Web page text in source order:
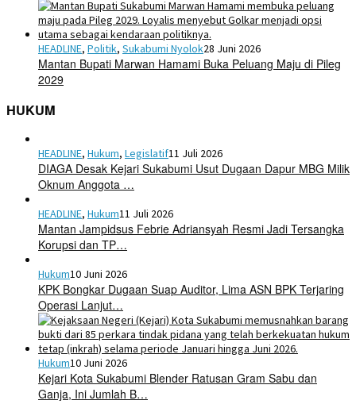
HEADLINE, Politik, Sukabumi Nyolok28 Juni 2026
Mantan Bupati Marwan Hamami Buka Peluang Maju di Pileg
2029
HUKUM
HEADLINE, Hukum, Legislatif11 Juli 2026
DIAGA Desak Kejari Sukabumi Usut Dugaan Dapur MBG Milik
Oknum Anggota …
HEADLINE, Hukum11 Juli 2026
Mantan Jampidsus Febrie Adriansyah Resmi Jadi Tersangka
Korupsi dan TP…
Hukum10 Juni 2026
KPK Bongkar Dugaan Suap Auditor, Lima ASN BPK Terjaring
Operasi Lanjut…
Hukum10 Juni 2026
Kejari Kota Sukabumi Blender Ratusan Gram Sabu dan
Ganja, Ini Jumlah B…